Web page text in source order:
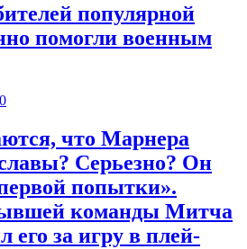
популярной
помогли военным
0
что Марнера
Серьезно? Он
попытки».
команды Митча
его за игру в плей-